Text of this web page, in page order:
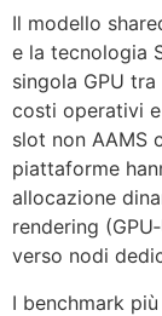
Il modello
e la tecnologia
singola GPU
costi operativi
slot non AAMS
piattaforme
allocazione
rendering
verso nodi
I benchmark